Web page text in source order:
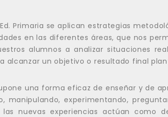
Primaria se aplican estrategias
en las diferentes áreas, que nos
alumnos a analizar situaciones
alcanzar un objetivo o resultado final
una forma eficaz de enseñar y de
manipulando, experimentando,
nuevas experiencias actúan como